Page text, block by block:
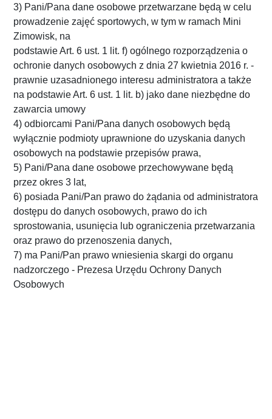
3) Pani/Pana dane osobowe przetwarzane będą w celu
prowadzenie zajęć sportowych, w tym w ramach Mini
Zimowisk, na
podstawie Art. 6 ust. 1 lit. f) ogólnego rozporządzenia o
ochronie danych osobowych z dnia 27 kwietnia 2016 r. -
prawnie uzasadnionego interesu administratora a także
na podstawie Art. 6 ust. 1 lit. b) jako dane niezbędne do
zawarcia umowy
4) odbiorcami Pani/Pana danych osobowych będą
wyłącznie podmioty uprawnione do uzyskania danych
osobowych na podstawie przepisów prawa,
5) Pani/Pana dane osobowe przechowywane będą
przez okres 3 lat,
6) posiada Pani/Pan prawo do żądania od administratora
dostępu do danych osobowych, prawo do ich
sprostowania, usunięcia lub ograniczenia przetwarzania
oraz prawo do przenoszenia danych,
7) ma Pani/Pan prawo wniesienia skargi do organu
nadzorczego - Prezesa Urzędu Ochrony Danych
Osobowych